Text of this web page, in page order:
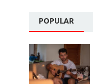
POPULAR